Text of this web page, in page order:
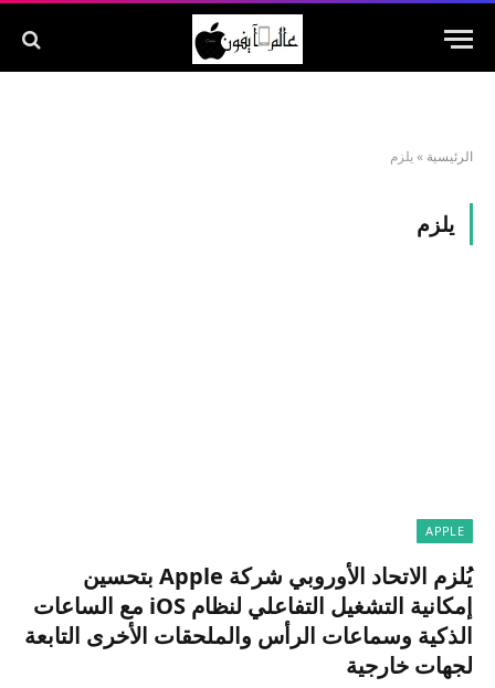
الرئيسية »يلزم
يلزم
APPLE
يُلزم الاتحاد الأوروبي شركة Apple بتحسين
إمكانية التشغيل التفاعلي لنظام iOS مع الساعات
الذكية وسماعات الرأس والملحقات الأخرى التابعة
لجهات خارجية